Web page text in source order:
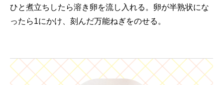
ひと煮立ちしたら溶き卵を流し入れる。卵が半熟状にな
ったら1にかけ、刻んだ万能ねぎをのせる。